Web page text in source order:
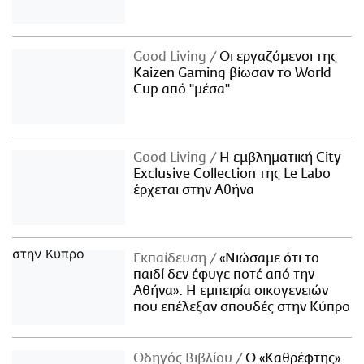
Good Living
Οι εργαζόμενοι της
Kaizen Gaming βίωσαν το World
Cup από "μέσα"
Good Living
Η εμβληματική City
Exclusive Collection της Le Labo
έρχεται στην Αθήνα
Εκπαίδευση
«Νιώσαμε ότι το
παιδί δεν έφυγε ποτέ από την
Αθήνα»: Η εμπειρία οικογενειών
που επέλεξαν σπουδές στην Κύπρο
Οδηγός Βιβλίου Ο «Καθρέφτης»